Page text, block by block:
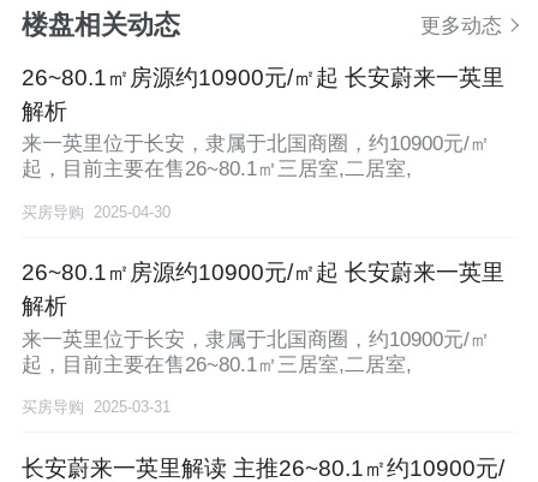
楼盘相关动态 更多动态
26~80.1㎡房源约10900元/㎡起 长安蔚来一英里
解析
来一英里位于长安，隶属于北国商圈，约10900元/㎡
起，目前主要在售26~80.1㎡三居室,二居室,
买房导购 2025-04-30
26~80.1㎡房源约10900元/㎡起 长安蔚来一英里
解析
来一英里位于长安，隶属于北国商圈，约10900元/㎡
起，目前主要在售26~80.1㎡三居室,二居室,
买房导购 2025-03-31
长安蔚来一英里解读 主推26~80.1㎡约10900元/